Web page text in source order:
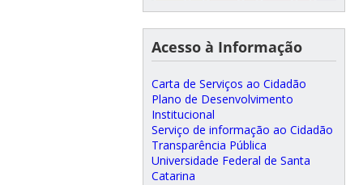
Acesso à Informação
Carta de Serviços ao Cidadão
Plano de Desenvolvimento
Institucional
Serviço de informação ao Cidadão
Transparência Pública
Universidade Federal de Santa
Catarina